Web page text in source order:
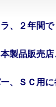
、２年間
製品販売
、ＳＣ用